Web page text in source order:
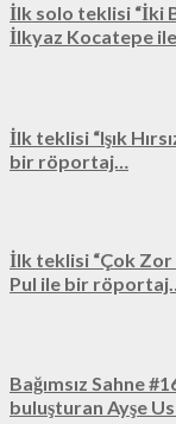
İlk solo teklisi “İki
İlkyaz Kocatepe
İlk teklisi “Işık
bir röportaj…
İlk teklisi “Çok
Pul ile bir
Bağımsız Sahne
buluşturan Ayşe